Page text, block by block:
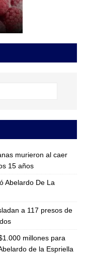
murieron al caer
15 años
Abelardo De La
a 117 presos de
millones para
de la Espriella